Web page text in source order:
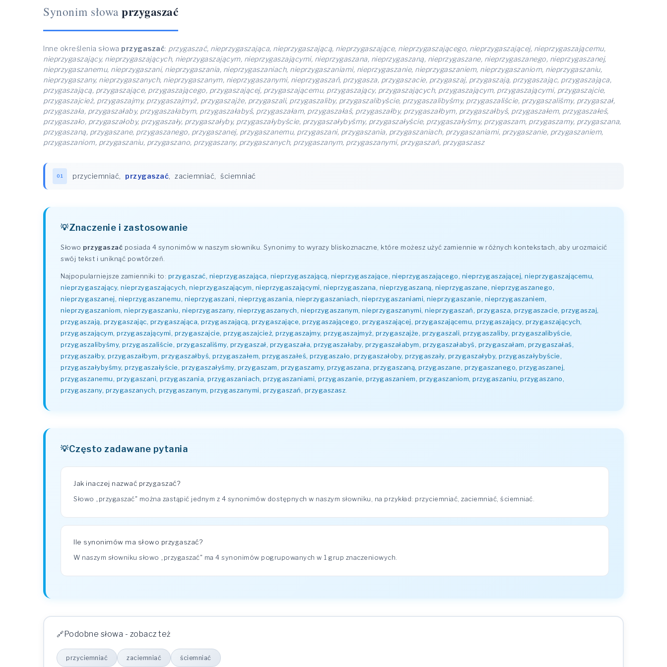
Synonim słowa przygaszać
Inne określenia słowa przygaszać: przygaszać, nieprzygaszająca, nieprzygaszającą, nieprzygaszające, nieprzygaszającego, nieprzygaszającej, nieprzygaszającemu,
nieprzygaszający, nieprzygaszających, nieprzygaszającym, nieprzygaszającymi, nieprzygaszana, nieprzygaszaną, nieprzygaszane, nieprzygaszanego, nieprzygaszanej,
nieprzygaszanemu, nieprzygaszani, nieprzygaszania, nieprzygaszaniach, nieprzygaszaniami, nieprzygaszanie, nieprzygaszaniem, nieprzygaszaniom, nieprzygaszaniu,
nieprzygaszany, nieprzygaszanych, nieprzygaszanym, nieprzygaszanymi, nieprzygaszań, przygasza, przygaszacie, przygaszaj, przygaszają, przygaszając, przygaszająca,
przygaszającą, przygaszające, przygaszającego, przygaszającej, przygaszającemu, przygaszający, przygaszających, przygaszającym, przygaszającymi, przygaszajcie,
przygaszajcież, przygaszajmy, przygaszajmyż, przygaszajże, przygaszali, przygaszaliby, przygaszalibyście, przygaszalibyśmy, przygaszaliście, przygaszaliśmy, przygaszał,
przygaszała, przygaszałaby, przygaszałabym, przygaszałabyś, przygaszałam, przygaszałaś, przygaszałby, przygaszałbym, przygaszałbyś, przygaszałem, przygaszałeś,
przygaszało, przygaszałoby, przygaszały, przygaszałyby, przygaszałybyście, przygaszałybyśmy, przygaszałyście, przygaszałyśmy, przygaszam, przygaszamy, przygaszana,
przygaszaną, przygaszane, przygaszanego, przygaszanej, przygaszanemu, przygaszani, przygaszania, przygaszaniach, przygaszaniami, przygaszanie, przygaszaniem,
przygaszaniom, przygaszaniu, przygaszano, przygaszany, przygaszanych, przygaszanym, przygaszanymi, przygaszań, przygaszasz
01 przyciemniać, przygaszać, zaciemniać, ściemniać
Znaczenie i zastosowanie
Słowo przygaszać posiada 4 synonimów w naszym słowniku. Synonimy to wyrazy bliskoznaczne, które możesz użyć zamiennie w różnych kontekstach, aby urozmaicić
swój tekst i uniknąć powtórzeń.
Najpopularniejsze zamienniki to: przygaszać, nieprzygaszająca, nieprzygaszającą, nieprzygaszające, nieprzygaszającego, nieprzygaszającej, nieprzygaszającemu,
nieprzygaszający, nieprzygaszających, nieprzygaszającym, nieprzygaszającymi, nieprzygaszana, nieprzygaszaną, nieprzygaszane, nieprzygaszanego,
nieprzygaszanej, nieprzygaszanemu, nieprzygaszani, nieprzygaszania, nieprzygaszaniach, nieprzygaszaniami, nieprzygaszanie, nieprzygaszaniem,
nieprzygaszaniom, nieprzygaszaniu, nieprzygaszany, nieprzygaszanych, nieprzygaszanym, nieprzygaszanymi, nieprzygaszań, przygasza, przygaszacie, przygaszaj,
przygaszają, przygaszając, przygaszająca, przygaszającą, przygaszające, przygaszającego, przygaszającej, przygaszającemu, przygaszający, przygaszających,
przygaszającym, przygaszającymi, przygaszajcie, przygaszajcież, przygaszajmy, przygaszajmyż, przygaszajże, przygaszali, przygaszaliby, przygaszalibyście,
przygaszalibyśmy, przygaszaliście, przygaszaliśmy, przygaszał, przygaszała, przygaszałaby, przygaszałabym, przygaszałabyś, przygaszałam, przygaszałaś,
przygaszałby, przygaszałbym, przygaszałbyś, przygaszałem, przygaszałeś, przygaszało, przygaszałoby, przygaszały, przygaszałyby, przygaszałybyście,
przygaszałybyśmy, przygaszałyście, przygaszałyśmy, przygaszam, przygaszamy, przygaszana, przygaszaną, przygaszane, przygaszanego, przygaszanej,
przygaszanemu, przygaszani, przygaszania, przygaszaniach, przygaszaniami, przygaszanie, przygaszaniem, przygaszaniom, przygaszaniu, przygaszano,
przygaszany, przygaszanych, przygaszanym, przygaszanymi, przygaszań, przygaszasz
Często zadawane pytania
Jak inaczej nazwać przygaszać?
Słowo „przygaszać" można zastąpić jednym z 4 synonimów dostępnych w naszym słowniku, na przykład: przyciemniać, zaciemniać, ściemniać.
Ile synonimów ma słowo przygaszać?
W naszym słowniku słowo „przygaszać" ma 4 synonimów pogrupowanych w 1 grup znaczeniowych.
Podobne słowa - zobacz też
przyciemniać zaciemniać ściemniać